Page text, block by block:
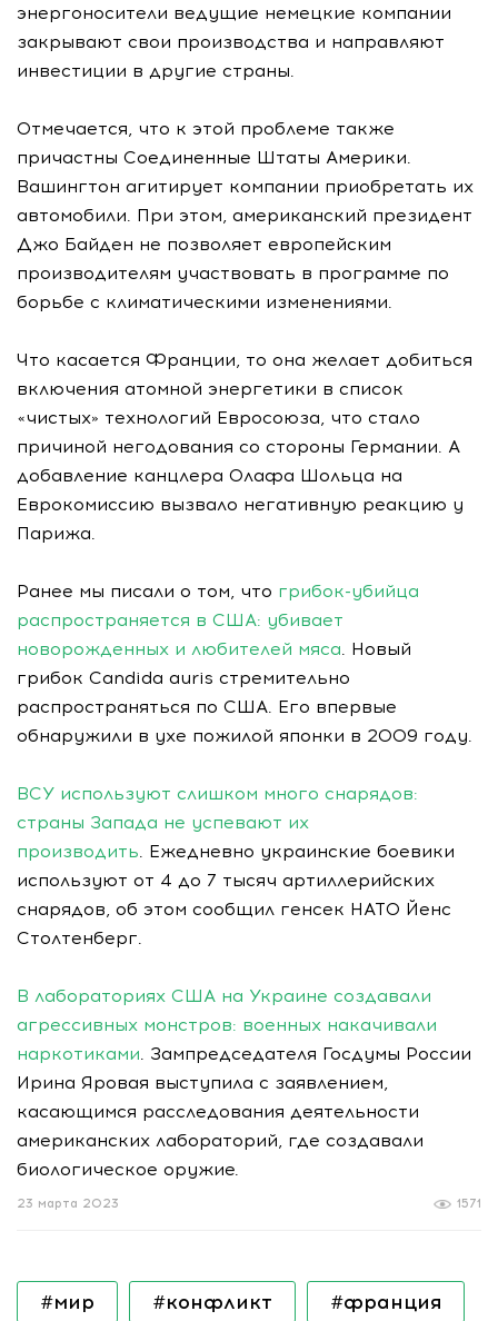
энергоносители ведущие немецкие компании
закрывают свои производства и направляют
инвестиции в другие страны.
Отмечается, что к этой проблеме также
причастны Соединенные Штаты Америки.
Вашингтон агитирует компании приобретать их
автомобили. При этом, американский президент
Джо Байден не позволяет европейским
производителям участвовать в программе по
борьбе с климатическими изменениями.
Что касается Франции, то она желает добиться
включения атомной энергетики в список
«чистых» технологий Евросоюза, что стало
причиной негодования со стороны Германии. А
добавление канцлера Олафа Шольца на
Еврокомиссию вызвало негативную реакцию у
Парижа.
Ранее мы писали о том, что грибок-убийца
распространяется в США: убивает
новорожденных и любителей мяса. Новый
грибок Candida auris стремительно
распространяться по США. Его впервые
обнаружили в ухе пожилой японки в 2009 году.
ВСУ используют слишком много снарядов:
страны Запада не успевают их
производить. Ежедневно украинские боевики
используют от 4 до 7 тысяч артиллерийских
снарядов, об этом сообщил генсек НАТО Йенс
Столтенберг.
В лабораториях США на Украине создавали
агрессивных монстров: военных накачивали
наркотиками. Зампредседателя Госдумы России
Ирина Яровая выступила с заявлением,
касающимся расследования деятельности
американских лабораторий, где создавали
биологическое оружие.
1571
23 марта 2023
#мир #конфликт #франция